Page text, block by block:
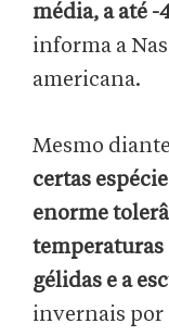
média, a até
informa a
americana.
Mesmo
certas
enorme
temperaturas
gélidas e a
invernais por